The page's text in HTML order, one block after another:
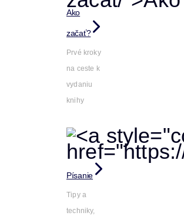
Ako
začať?
Prvé kroky
na ceste k
vydaniu
knihy
Písanie
Tipy a
techniky,